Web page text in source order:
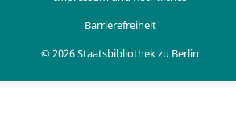
Barrierefreiheit
© 2026 Staatsbibliothek zu Berlin